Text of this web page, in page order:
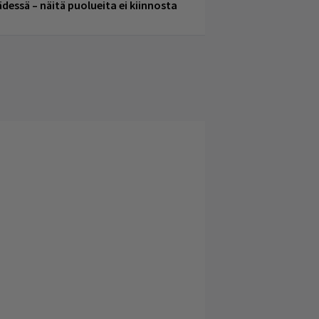
– näitä puolueita ei kiinnosta